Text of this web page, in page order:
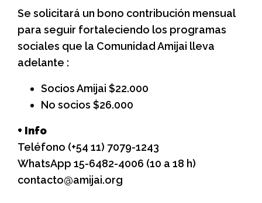
Se solicitará un bono contribución mensual
para seguir fortaleciendo los programas
sociales que la Comunidad Amijai lleva
adelante :
Socios Amijai $22.000
No socios $26.000
+ Info
Teléfono (+54 11) 7079-1243
WhatsApp 15-6482-4006 (10 a 18 h)
contacto@amijai.org